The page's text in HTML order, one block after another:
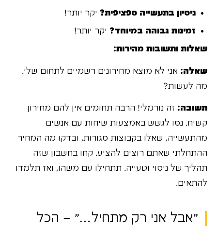
ניסיון בתעשייה ספציפית? יקר יותר!
זמינות גבוהה במיוחד? יקר יותר!
שאלות ותשובות מהירות:
שאלה: אני לא מוצא מחירונים רשמיים לתחום שלי.
מה לעשות?
תשובה: זה נורמלי! הרבה תחומים אין להם מחירון
קשיח. נסו לגשש באמצעות שיחות עם אנשים
מהתעשייה, שאלו בקבוצות סגורות, ובדקו מה המחיר
ההתחלתי שאתם רוצים להציע. קחו בחשבון שזה
תהליך של ניסוי וטעייה. תתחילו עם משהו, ואז תלמדו
להתאים.
"אבל אני רק מתחיל…" – הכל